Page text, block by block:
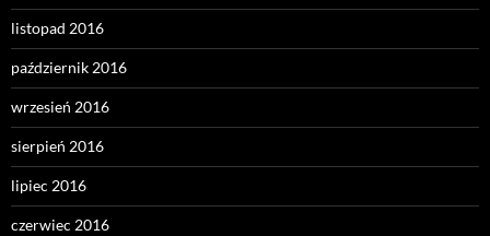
listopad 2016
październik 2016
wrzesień 2016
sierpień 2016
lipiec 2016
czerwiec 2016